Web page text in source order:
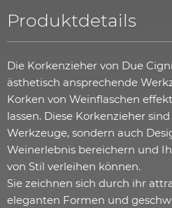
Produktdetails
Die Korkenzieher von Due
ästhetisch ansprechende
Korken von Weinflaschen
lassen. Diese Korkenzieher
Werkzeuge, sondern auch
Weinerlebnis bereichern und
von Stil verleihen können.
Sie zeichnen sich durch ihr
eleganten Formen und